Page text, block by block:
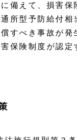
備えて、損害保
所型予防給付相
すべき事故が発
保険制度が認定